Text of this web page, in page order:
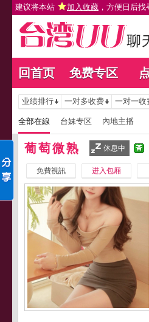
建议将本站 加入收藏 ，方便日后找
回首页 免费专区
业绩排行 一对多收费 一对一收
全部在線 台妹专区 內地主播
葡萄微熟 休息中
免費視訊 进入包厢